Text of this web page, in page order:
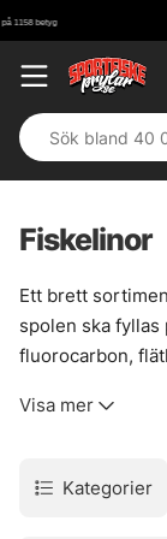
Fiskelinor
Ett brett
spolen ska
fluorocarbon,
och när är det
Här finns linor
Visa mer
Kategorier